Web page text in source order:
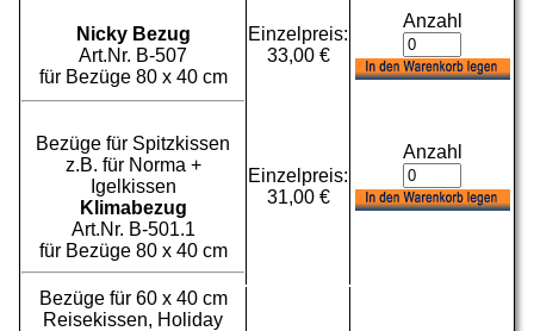
Nicky Bezug
Art.Nr. B-507
für Bezüge 80 x 40 cm
Einzelpreis:
33,00 €
Anzahl
Bezüge für Spitzkissen
z.B. für Norma +
Igelkissen
Klimabezug
Art.Nr. B-501.1
für Bezüge 80 x 40 cm
Einzelpreis:
31,00 €
Anzahl
Bezüge für 60 x 40 cm
Reisekissen, Holiday